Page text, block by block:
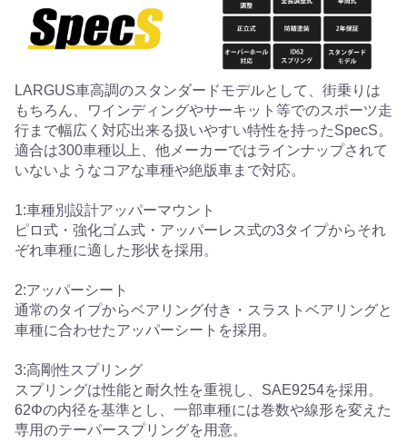
LARGUS車高調のスタンダードモデルとして、街乗りは
もちろん、ワインディングやサーキット等でのスポーツ走
行まで幅広く対応出来る扱いやすい特性を持ったSpecS。
適合は300車種以上、他メーカーではラインナップされて
いないようなコアな車種や絶版車まで対応。
1:車種別設計アッパーマウント
ピロ式・強化ゴム式・アッパーレス式の3タイプからそれ
ぞれ車種に適した形状を採用。
2:アッパーシート
通常のタイプからベアリング付き・スラストベアリングと
車種に合わせたアッパーシートを採用。
3:高剛性スプリング
スプリングは性能と耐久性を重視し、SAE9254を採用。
62Φの内径を基準とし、一部車種には巻数や線形を変えた
専用のテーパースプリングを用意。